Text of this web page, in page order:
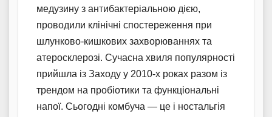
медузину з антибактеріальною дією,
проводили клінічні спостереження при
шлунково-кишкових захворюваннях та
атеросклерозі. Сучасна хвиля популярності
прийшла із Заходу у 2010-х роках разом із
трендом на пробіотики та функціональні
напої. Сьогодні комбуча — це і ностальгія